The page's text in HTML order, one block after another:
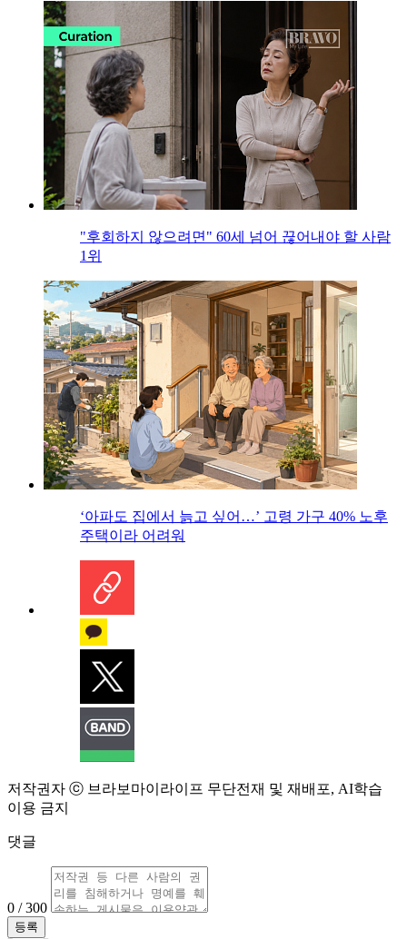
"후회하지 않으려면" 60세 넘어 끊어내야 할 사람
1위
‘아파도 집에서 늙고 싶어…’ 고령 가구 40% 노후
주택이라 어려워
저작권자 ⓒ 브라보마이라이프 무단전재 및 재배포, AI학습
이용 금지
댓글
0 / 300